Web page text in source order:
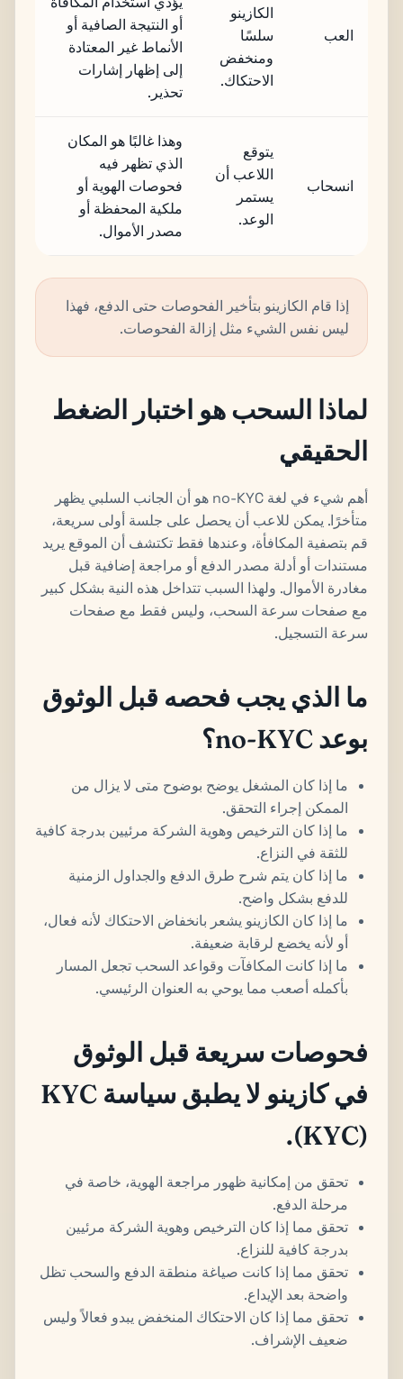
العب
الكازينو
سلسًا
ومنخفض
الاحتكاك.
أو النتيجة الصافية أو
الأنماط غير المعتادة
إلى إظهار إشارات
تحذير.
انسحاب
يتوقع
اللاعب أن
يستمر
الوعد.
وهذا غالبًا هو المكان
الذي تظهر فيه
فحوصات الهوية أو
ملكية المحفظة أو
مصدر الأموال.
إذا قام الكازينو بتأخير الفحوصات حتى الدفع، فهذا
ليس نفس الشيء مثل إزالة الفحوصات.
لماذا السحب هو اختبار الضغط
الحقيقي
أهم شيء في لغة no-KYC هو أن الجانب السلبي يظهر
متأخرًا. يمكن للاعب أن يحصل على جلسة أولى سريعة،
قم بتصفية المكافأة، وعندها فقط تكتشف أن الموقع يريد
مستندات أو أدلة مصدر الدفع أو مراجعة إضافية قبل
مغادرة الأموال. ولهذا السبب تتداخل هذه النية بشكل كبير
مع صفحات سرعة السحب، وليس فقط مع صفحات
سرعة التسجيل.
ما الذي يجب فحصه قبل الوثوق
بوعد no-KYC؟
ما إذا كان المشغل يوضح بوضوح متى لا يزال من
الممكن إجراء التحقق.
ما إذا كان الترخيص وهوية الشركة مرئيين بدرجة كافية
للثقة في النزاع.
ما إذا كان يتم شرح طرق الدفع والجداول الزمنية
للدفع بشكل واضح.
ما إذا كان الكازينو يشعر بانخفاض الاحتكاك لأنه فعال،
أو لأنه يخضع لرقابة ضعيفة.
ما إذا كانت المكافآت وقواعد السحب تجعل المسار
بأكمله أصعب مما يوحي به العنوان الرئيسي.
فحوصات سريعة قبل الوثوق
في كازينو لا يطبق سياسة KYC
(KYC).
تحقق من إمكانية ظهور مراجعة الهوية، خاصة في
مرحلة الدفع.
تحقق مما إذا كان الترخيص وهوية الشركة مرئيين
بدرجة كافية للنزاع.
تحقق مما إذا كانت صياغة منطقة الدفع والسحب تظل
واضحة بعد الإيداع.
تحقق مما إذا كان الاحتكاك المنخفض يبدو فعالاً وليس
ضعيف الإشراف.